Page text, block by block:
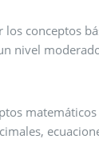
conceptos
nivel